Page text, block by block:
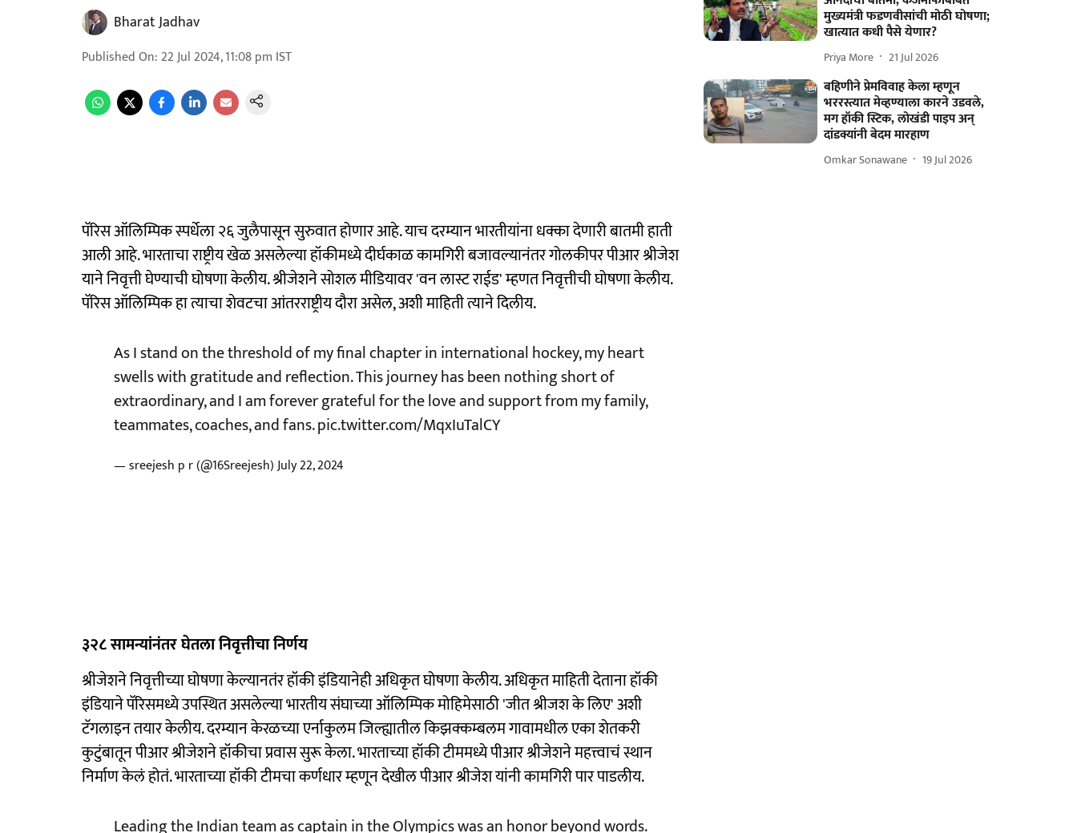
Bharat Jadhav
Published On: 22 Jul 2024, 11:08 pm IST
पॅरिस ऑलिम्पिक स्पर्धेला २६ जुलैपासून सुरुवात होणार आहे. याच दरम्यान भारतीयांना धक्का देणारी बातमी हाती
आली आहे. भारताचा राष्ट्रीय खेळ असलेल्या हॉकीमध्ये दीर्घकाळ कामगिरी बजावल्यानंतर गोलकीपर पीआर श्रीजेश
याने निवृत्ती घेण्याची घोषणा केलीय. श्रीजेशने सोशल मीडियावर 'वन लास्ट राईड' म्हणत निवृत्तीची घोषणा केलीय.
पॅरिस ऑलिम्पिक हा त्याचा शेवटचा आंतरराष्ट्रीय दौरा असेल, अशी माहिती त्याने दिलीय.
As I stand on the threshold of my final chapter in international hockey, my heart
swells with gratitude and reflection. This journey has been nothing short of
extraordinary, and I am forever grateful for the love and support from my family,
teammates, coaches, and fans.pic.twitter.com/MqxIuTalCY
— sreejesh p r (@16Sreejesh)July 22, 2024
३२८ सामन्यांनंतर घेतला निवृत्तीचा निर्णय
श्रीजेशने निवृत्तीच्या घोषणा केल्यानतंर हॉकी इंडियानेही अधिकृत घोषणा केलीय. अधिकृत माहिती देताना हॉकी
इंडियाने पॅरिसमध्ये उपस्थित असलेल्या भारतीय संघाच्या ऑलिम्पिक मोहिमेसाठी 'जीत श्रीजश के लिए' अशी
टॅगलाइन तयार केलीय. दरम्यान केरळच्या एर्नाकुलम जिल्ह्यातील किझक्कम्बलम गावामधील एका शेतकरी
कुटुंबातून पीआर श्रीजेशने हॉकीचा प्रवास सुरू केला. भारताच्या हॉकी टीममध्ये पीआर श्रीजेशने महत्त्वाचं स्थान
निर्माण केलं होतं. भारताच्या हॉकी टीमचा कर्णधार म्हणून देखील पीआर श्रीजेश यांनी कामगिरी पार पाडलीय.
Leading the Indian team as captain in the Olympics was an honor beyond words.
मुख्यमंत्री फडणवीसांची मोठी घोषणा;
खात्यात कधी पैसे येणार?
Priya More 21 Jul 2026
बहिणीने प्रेमविवाह केला म्हणून
भररस्त्यात मेव्हण्याला कारने उडवले,
मग हॉकी स्टिक, लोखंडी पाइप अन्
दांडक्यांनी बेदम मारहाण
Omkar Sonawane 19 Jul 2026